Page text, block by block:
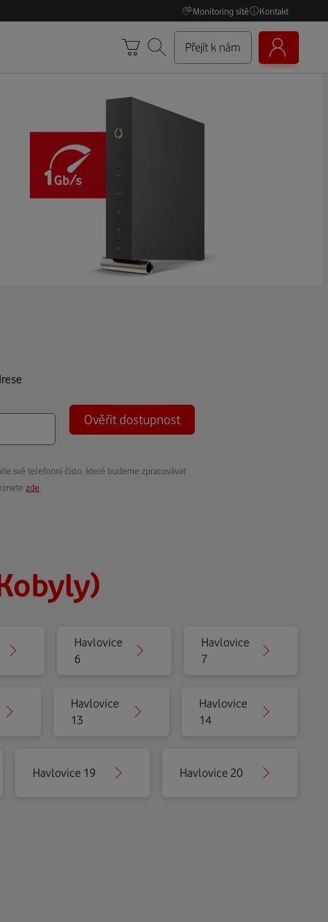
Monitoring sítě Kontakt
Přejít k nám
Ověřit dostupnost
své telefonní číslo, které budeme zpracovávat
zde
Havlovice
6
Havlovice
7
Havlovice
13
Havlovice
14
Havlovice 19 Havlovice 20